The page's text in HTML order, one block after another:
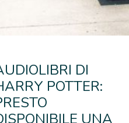
DI
POTTER:
UNA